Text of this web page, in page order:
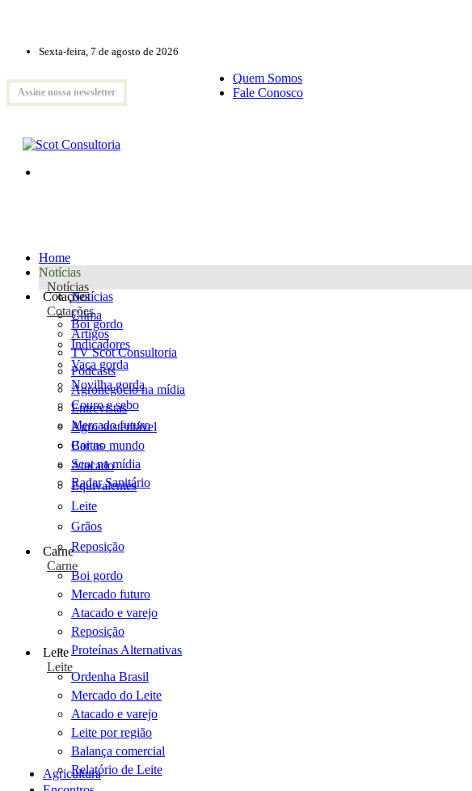
Sexta-feira, 7 de agosto de 2026
Assine nossa newsletter
Quem Somos
Fale Conosco
Home
Notícias
Notícias
Notícias
Clima
Artigos
TV Scot Consultoria
Podcasts
Agronegócio na mídia
Entrevistas
Agro sustentável
Cartas
Scot na mídia
Radar Sanitário
Cotações
Cotações
Boi gordo
Indicadores
Vaca gorda
Novilha gorda
Couro e sebo
Mercado futuro
Boi no mundo
Atacado
Equivalentes
Leite
Grãos
Reposição
Carne
Carne
Boi gordo
Mercado futuro
Atacado e varejo
Reposição
Proteínas Alternativas
Leite
Leite
Ordenha Brasil
Mercado do Leite
Atacado e varejo
Leite por região
Balança comercial
Relatório de Leite
Agricultura